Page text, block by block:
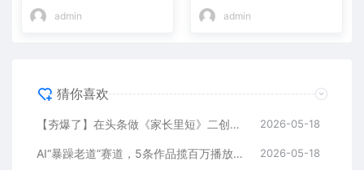
admin admin
猜你喜欢
【夯爆了】在头条做《家长里短》二创小故事，这个月收益2w+ 2026-05-18
AI“暴躁老道”赛道，5条作品揽百万播放！（附变现全攻略） 2026-05-18